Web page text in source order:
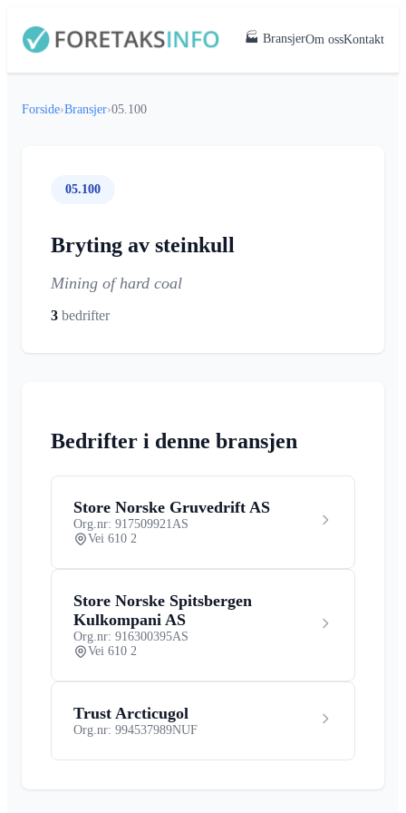
🏭 BransjerOm ossKontakt
Forside›Bransjer›05.100
05.100
Bryting av steinkull
Mining of hard coal
3 bedrifter
Bedrifter i denne bransjen
Store Norske Gruvedrift AS
Org.nr: 917509921 AS
Vei 610 2
Store Norske Spitsbergen
Kulkompani AS
Org.nr: 916300395AS
Vei 610 2
Trust Arcticugol
Org.nr: 994537989NUF